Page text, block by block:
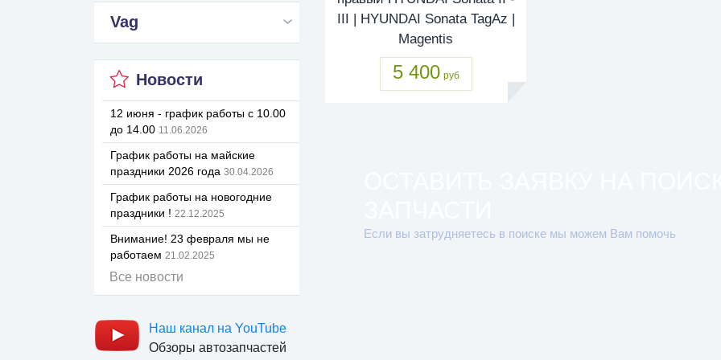
Vag
Новости
12 июня - график работы с 10.00
до 14.00 11.06.2026
График работы на майские
праздники 2026 года 30.04.2026
График работы на новогодние
праздники ! 22.12.2025
Внимание! 23 февраля мы не
работаем 21.02.2025
Все новости
Наш канал на YouTube
Обзоры автозапчастей
III | HYUNDAI Sonata TagAz |
Magentis
5 400 руб
Если вы затрудняетесь в поиске мы можем Вам помочь